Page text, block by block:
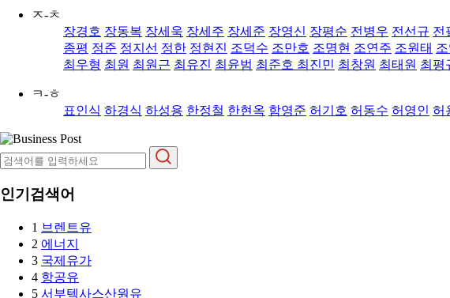
ㅈ-ㅊ
장경호 장동복 장세욱 장세주 장세준 장영신 장평순 전병우 전선규 전
종평 정준 정지선 정한 정현진 조덕수 조만호 조명현 조연주 조원태
최우형 최원 최원근 최유진 최윤범 최준호 최진민 최창원 최태원 최평
ㅋ-ㅎ
표인식 하경식 하성용 한정철 한현옥 함영준 허기호 허동수 허영인 허
인기검색어
1 브렌트유
2 에너지
3 국제유가
4 항공유
5 서부텍사스산원유